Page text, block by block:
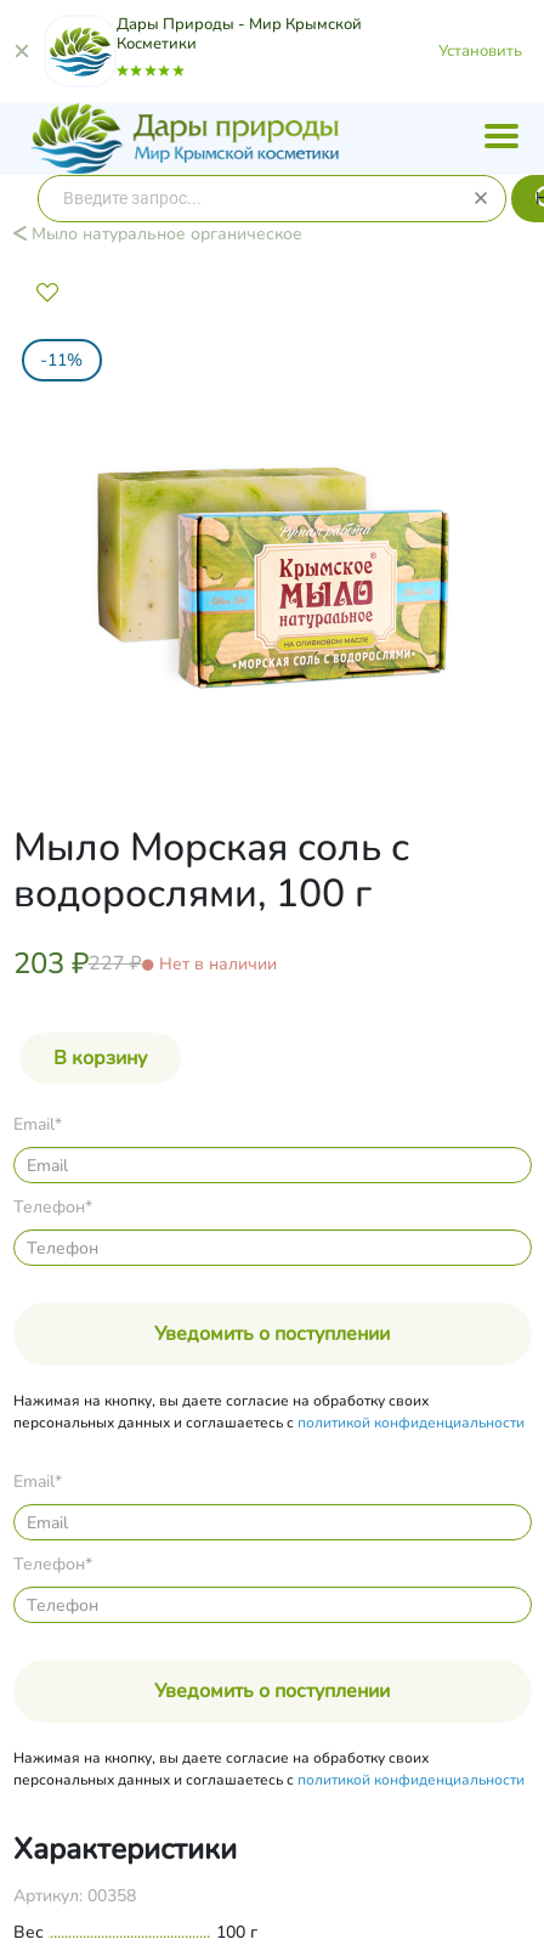
Дары Природы - Мир Крымской
Косметики
Установить
Мыло натуральное органическое
-11%
Мыло Морская соль с
водорослями, 100 г
203 ₽227 ₽ Нет в наличии
Email*
Телефон*
Уведомить о поступлении
Нажимая на кнопку, вы даете согласие на обработку своих
персональных данных и соглашаетесь с политикой конфиденциальности
Email*
Телефон*
Уведомить о поступлении
Нажимая на кнопку, вы даете согласие на обработку своих
персональных данных и соглашаетесь с политикой конфиденциальности
Характеристики
Артикул: 00358
Вес
100 г